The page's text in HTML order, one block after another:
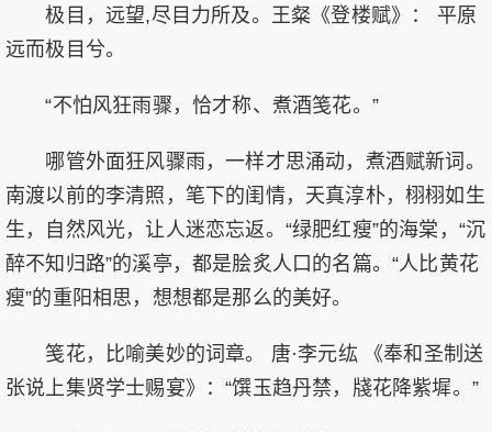
极目，远望,尽目力所及。王粲《登楼赋》： 平原
远而极目兮。
“不怕风狂雨骤，恰才称、煮酒笺花。”
哪管外面狂风骤雨，一样才思涌动，煮酒赋新词。
南渡以前的李清照，笔下的闺情，天真淳朴，栩栩如生
生，自然风光，让人迷恋忘返。“绿肥红瘦”的海棠，“沉
醉不知归路”的溪亭，都是脍炙人口的名篇。“人比黄花
瘦”的重阳相思，想想都是那么的美好。
笺花，比喻美妙的词章。 唐·李元纮 《奉和圣制送
张说上集贤学士赐宴》：“馔玉趋丹禁，牋花降紫墀。”